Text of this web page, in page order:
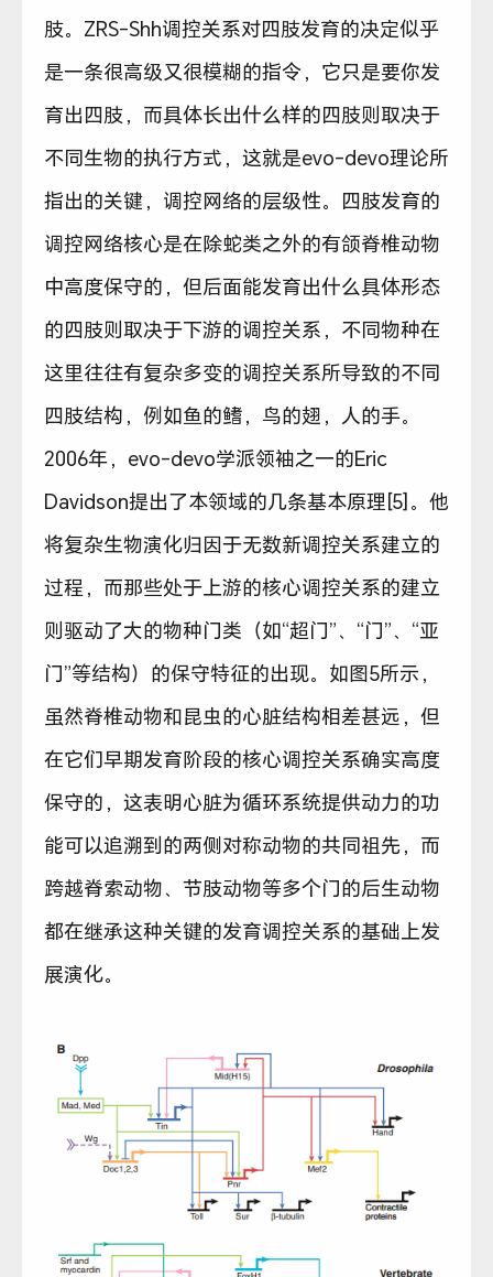
肢。ZRS-Shh调控关系对四肢发育的决定似乎
是一条很高级又很模糊的指令，它只是要你发
育出四肢，而具体长出什么样的四肢则取决于
不同生物的执行方式，这就是evo-devo理论所
指出的关键，调控网络的层级性。四肢发育的
调控网络核心是在除蛇类之外的有颌脊椎动物
中高度保守的，但后面能发育出什么具体形态
的四肢则取决于下游的调控关系，不同物种在
这里往往有复杂多变的调控关系所导致的不同
四肢结构，例如鱼的鳍，鸟的翅，人的手。
2006年，evo-devo学派领袖之一的Eric
Davidson提出了本领域的几条基本原理[5]。他
将复杂生物演化归因于无数新调控关系建立的
过程，而那些处于上游的核心调控关系的建立
则驱动了大的物种门类（如“超门”、“门”、“亚
门”等结构）的保守特征的出现。如图5所示，
虽然脊椎动物和昆虫的心脏结构相差甚远，但
在它们早期发育阶段的核心调控关系确实高度
保守的，这表明心脏为循环系统提供动力的功
能可以追溯到的两侧对称动物的共同祖先，而
跨越脊索动物、节肢动物等多个门的后生动物
都在继承这种关键的发育调控关系的基础上发
展演化。